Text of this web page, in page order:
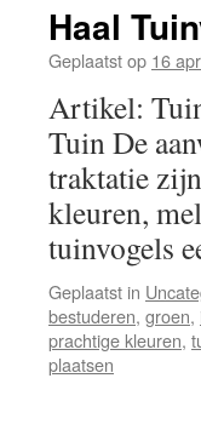
Haal
Geplaatst op 16
Artikel:
Tuin De
traktatie
kleuren,
tuinvogels
Geplaatst in
bestuderen, groen,
prachtige kleuren,
plaatsen